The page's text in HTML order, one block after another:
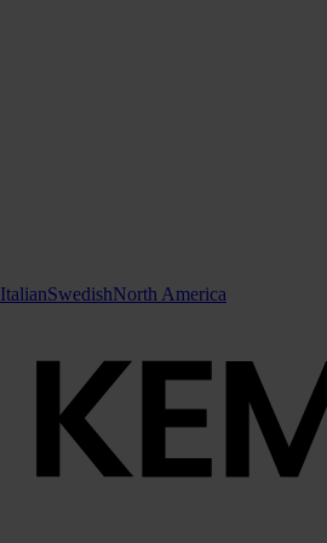
ItalianSwedishNorth America